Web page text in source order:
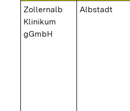
Zollernalb
Klinikum
gGmbH
Albstadt